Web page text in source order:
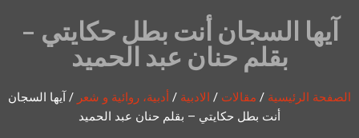
آيها السجان أنت بطل حكايتي –
بقلم حنان عبد الحميد
الصفحة الرئيسية / مقالات / الادبية / أدبية، روائية و شعر /آيها السجان
أنت بطل حكايتي – بقلم حنان عبد الحميد